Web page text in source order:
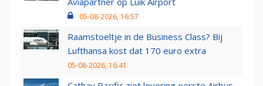
05-08-2026, 16:57
Raamstoeltje in de Business Class? Bij
Lufthansa kost dat 170 euro extra
05-08-2026, 16:41